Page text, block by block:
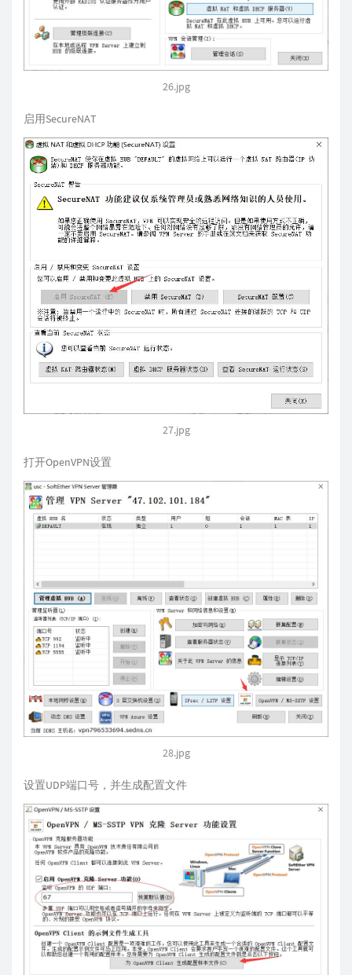
26.jpg
启用SecureNAT
27.jpg
打开OpenVPN设置
28.jpg
设置UDP端口号，并生成配置文件